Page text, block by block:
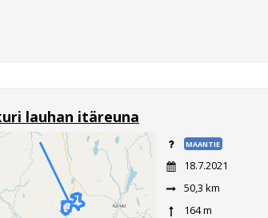
lauhan itäreuna
MAANTIE
18.7.2021
50,3 km
164 m